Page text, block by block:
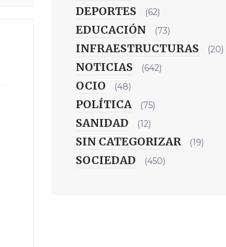
DEPORTES (62)
EDUCACIÓN (73)
INFRAESTRUCTURAS (20)
NOTICIAS (642)
OCIO (48)
POLÍTICA (75)
SANIDAD (12)
SIN CATEGORIZAR (19)
SOCIEDAD (450)